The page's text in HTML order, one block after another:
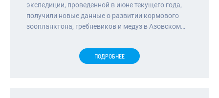
экспедиции, проведенной в июне текущего года,
получили новые данные о развитии кормового
зоопланктона, гребневиков и медуз в Азовском…
ПОДРОБНЕЕ